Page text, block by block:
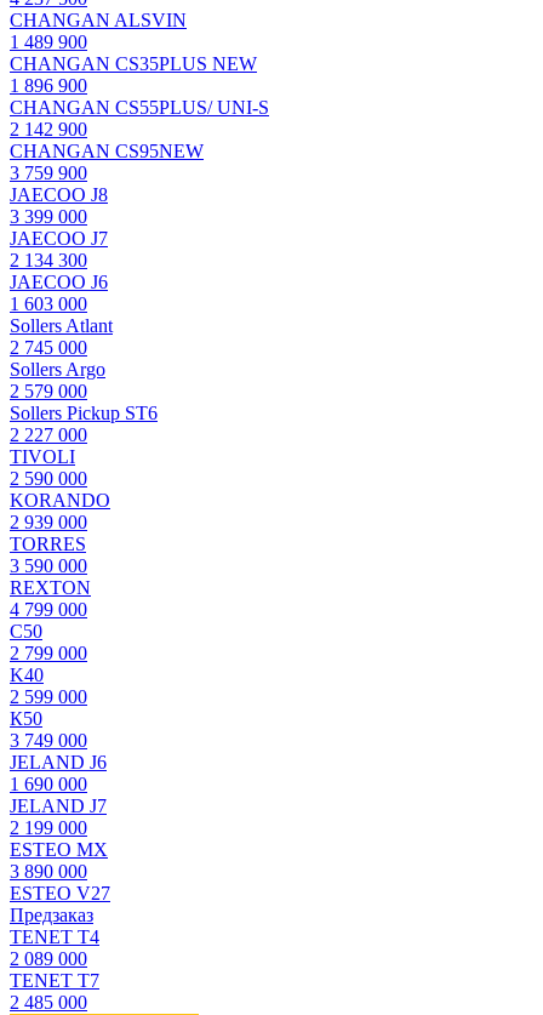
CHANGAN ALSVIN
1 489 900
CHANGAN CS35PLUS NEW
1 896 900
CHANGAN CS55PLUS/ UNI-S
2 142 900
CHANGAN CS95NEW
3 759 900
JAECOO J8
3 399 000
JAECOO J7
2 134 300
JAECOO J6
1 603 000
Sollers Atlant
2 745 000
Sollers Argo
2 579 000
Sollers Pickup ST6
2 227 000
TIVOLI
2 590 000
KORANDO
2 939 000
TORRES
3 590 000
REXTON
4 799 000
С50
2 799 000
K40
2 599 000
К50
3 749 000
JELAND J6
1 690 000
JELAND J7
2 199 000
ESTEO MX
3 890 000
ESTEO V27
Предзаказ
TENET T4
2 089 000
TENET T7
2 485 000